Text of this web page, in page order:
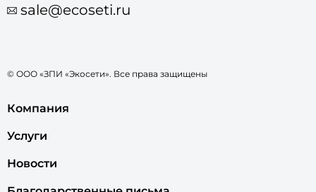
sale@ecoseti.ru
© ООО «ЗПИ «Экосети». Все права защищены
Компания
Услуги
Новости